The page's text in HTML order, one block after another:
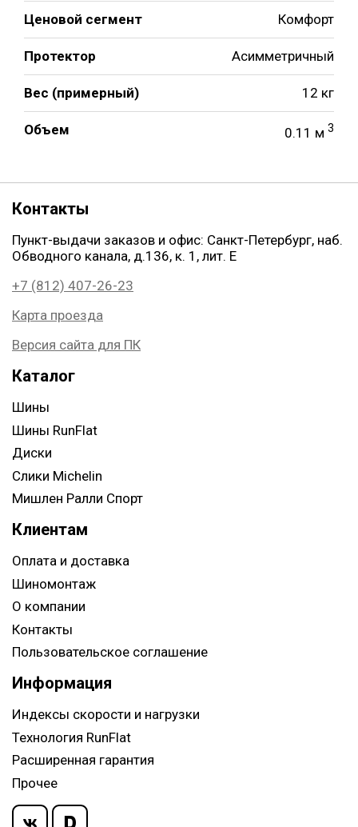
Ценовой сегмент Комфорт
Протектор Асимметричный
Вес (примерный) 12 кг
Объем 0.11 м 3
Контакты
Пункт-выдачи заказов и офис: Санкт-Петербург, наб.
Обводного канала, д.136, к. 1, лит. Е
+7 (812) 407-26-23
Карта проезда
Версия сайта для ПК
Каталог
Шины
Шины RunFlat
Диски
Слики Michelin
Мишлен Ралли Спорт
Клиентам
Оплата и доставка
Шиномонтаж
О компании
Контакты
Пользовательское соглашение
Информация
Индексы скорости и нагрузки
Технология RunFlat
Расширенная гарантия
Прочее